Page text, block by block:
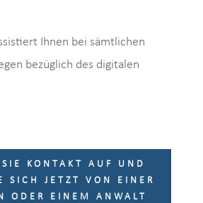
Ihnen bei sämtlichen
bezüglich des digitalen
KONTAKT AUF UND
SICH JETZT VON EINER
ODER EINEM ANWALT